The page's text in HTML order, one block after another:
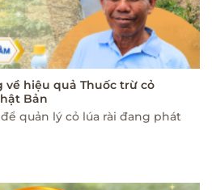
hiệu quả Thuốc trừ cỏ
Bản
để quản lý cỏ lúa rài đang phát